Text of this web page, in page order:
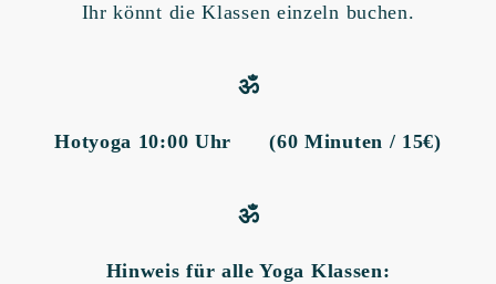
Ihr könnt die Klassen einzeln buchen.
ॐ
Hotyoga 10:00 Uhr (60 Minuten / 15€)
ॐ
Hinweis für alle Yoga Klassen: